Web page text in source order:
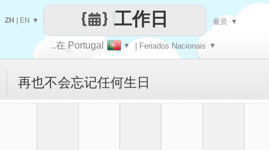
让
每一天
..在 Portugal ▼ | Feriados Nacionais ▼
工作日
ZH EN ▼ 雇员 ▼
再也不会忘记任何生日